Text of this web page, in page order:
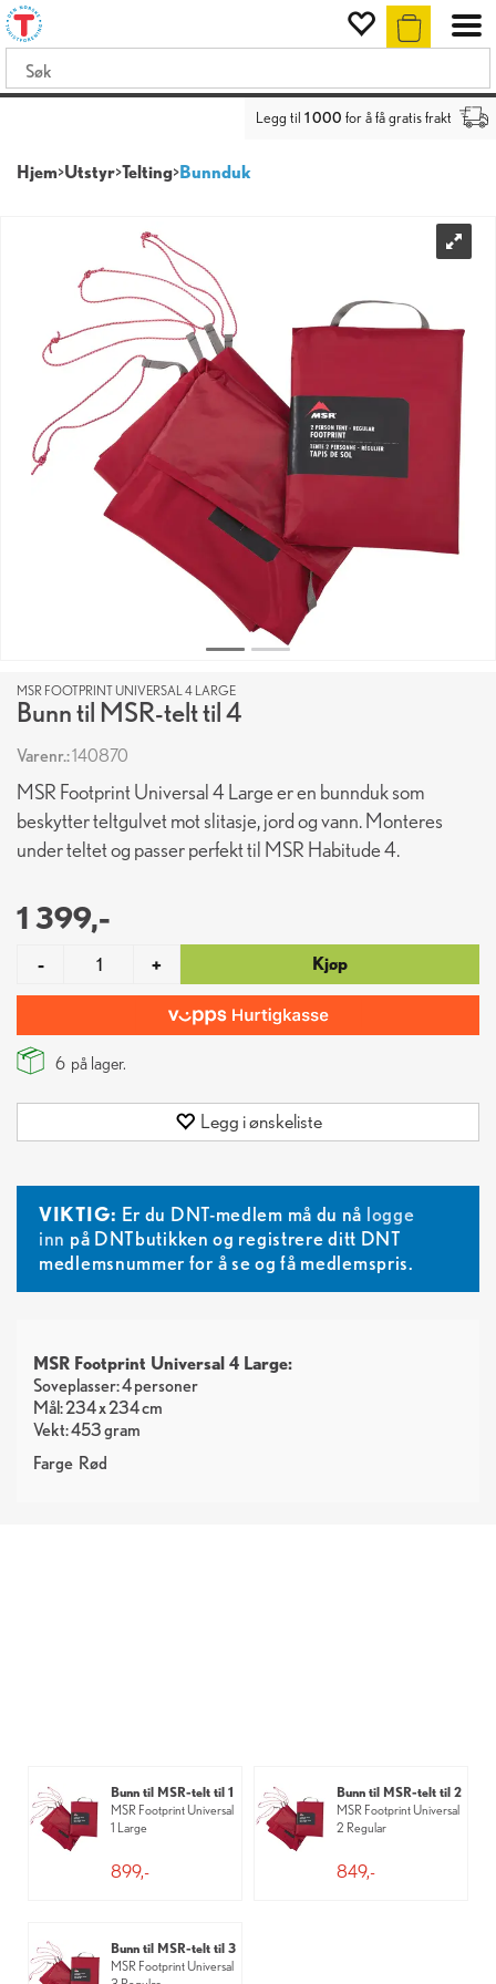
Legg til 1 000 for å få gratis frakt
Hjem>Utstyr>Telting>Bunnduk
MSR FOOTPRINT UNIVERSAL 4 LARGE
Bunn til MSR-telt til 4
Varenr.:140870
MSR Footprint Universal 4 Large er en bunnduk som
beskytter teltgulvet mot slitasje, jord og vann. Monteres
under teltet og passer perfekt til MSR Habitude 4.
1 399,-
- + Kjøp
6 på lager.
Legg i ønskeliste
VIKTIG: Er du DNT-medlem må du nå logge
inn på DNTbutikken og registrere ditt DNT
medlemsnummer for å se og få medlemspris.
MSR Footprint Universal 4 Large:
Soveplasser: 4 personer
Mål: 234 x 234 cm
Vekt: 453 gram
Farge Rød
Bunn til MSR-telt til 1
MSR Footprint Universal
1 Large
899,-
Bunn til MSR-telt til 2
MSR Footprint Universal
2 Regular
849,-
Bunn til MSR-telt til 3
MSR Footprint Universal